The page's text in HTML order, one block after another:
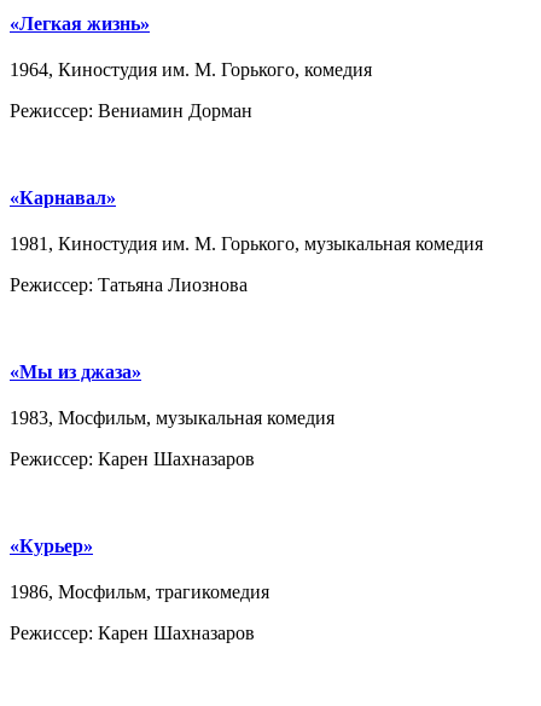
«Легкая жизнь»
1964, Киностудия им. М. Горького, комедия
Режиссер: Вениамин Дорман
«Карнавал»
1981, Киностудия им. М. Горького, музыкальная комедия
Режиссер: Татьяна Лиознова
«Мы из джаза»
1983, Мосфильм, музыкальная комедия
Режиссер: Карен Шахназаров
«Курьер»
1986, Мосфильм, трагикомедия
Режиссер: Карен Шахназаров